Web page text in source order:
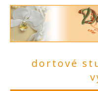
dortové